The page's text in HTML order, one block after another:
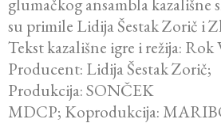
glumačkog ansambla
su primile Lidija Šestak Zorič i
Tekst kazališne igre i režija:
Producent: Lidija Šestak Zorič;
Produkcija: SONČEK
MDCP; Koprodukcija: